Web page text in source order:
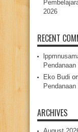
2026
RECENT
Eko Budi
ARCHIVES